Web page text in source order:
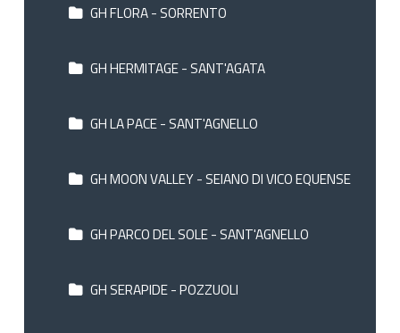
GH FLORA - SORRENTO
GH HERMITAGE - SANT'AGATA
GH LA PACE - SANT'AGNELLO
GH MOON VALLEY - SEIANO DI VICO EQUENSE
GH PARCO DEL SOLE - SANT'AGNELLO
GH SERAPIDE - POZZUOLI